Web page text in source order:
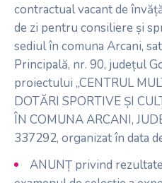
contractual vacant de
de zi pentru consiliere și
sediul în comuna Arcani,
Principală, nr. 90, județul
proiectului „CENTRUL
DOTĂRI SPORTIVE ȘI
ÎN COMUNA ARCANI,
337292, organizat în data
ANUNȚ privind